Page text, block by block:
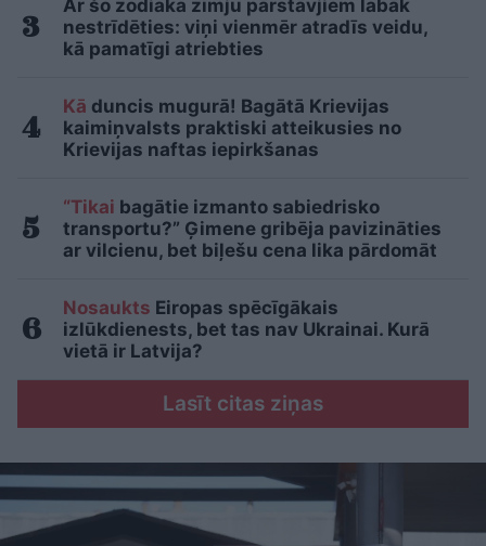
Ar šo zodiaka zīmju pārstāvjiem labāk
nestrīdēties: viņi vienmēr atradīs veidu,
kā pamatīgi atriebties
Kā duncis mugurā! Bagātā Krievijas
kaimiņvalsts praktiski atteikusies no
Krievijas naftas iepirkšanas
“Tikai bagātie izmanto sabiedrisko
transportu?” Ģimene gribēja pavizināties
ar vilcienu, bet biļešu cena lika pārdomāt
Nosaukts Eiropas spēcīgākais
izlūkdienests, bet tas nav Ukrainai. Kurā
vietā ir Latvija?
Lasīt citas ziņas